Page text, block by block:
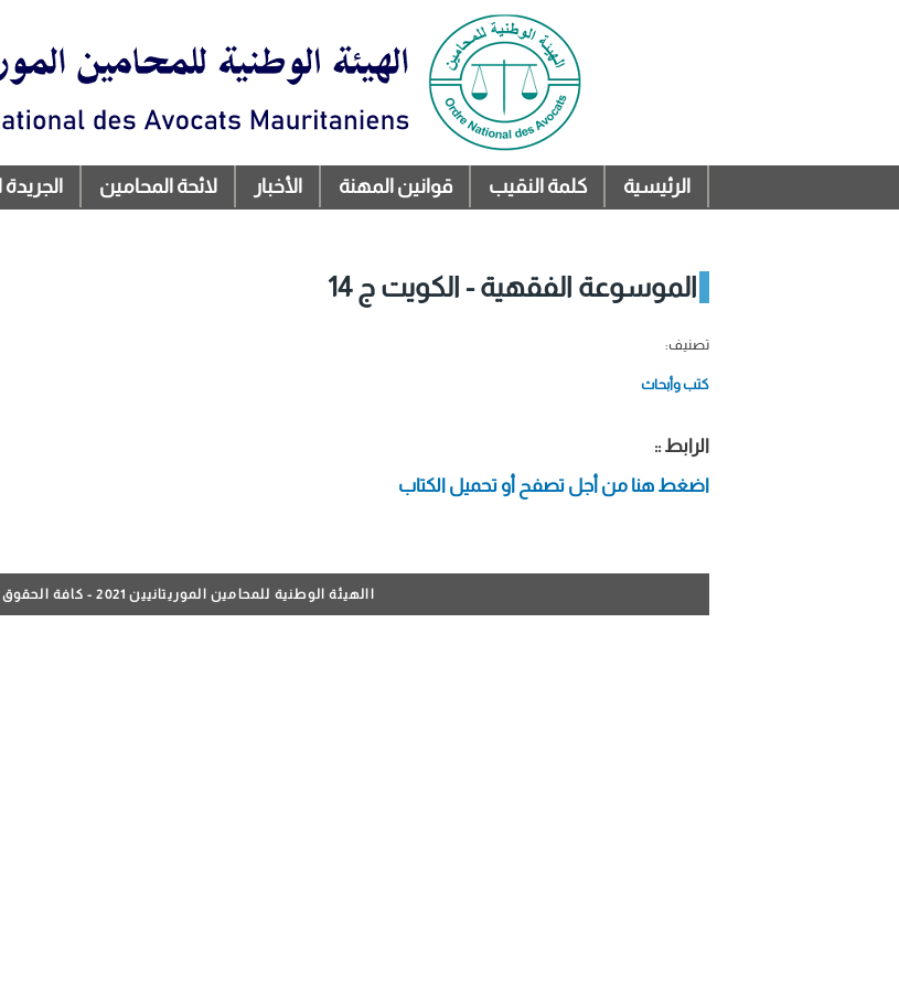
المحتوى
الرئيسي
القائمة الرئيسية
الرئيسية كلمة النقيب قوانين المهنة الأخبار لائحة المحامين
الموسوعة الفقهية - الكويت ج 14
تصنيف:
كتب وأبحاث
الرابط ::
اضغط هنا من أجل تصفح أو تحميل الكتاب
االهيئة الوطنية للمحامين الموريتانيين 2021 - كافة الحقوق محفوظة